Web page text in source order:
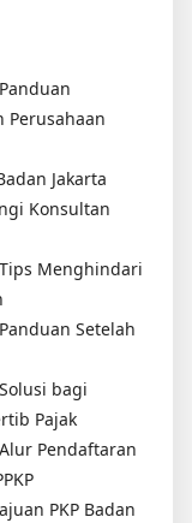
Perusahaan
Jakarta
Konsultan
Menghindari
Setelah
bagi
Pajak
Pendaftaran
PKP Badan